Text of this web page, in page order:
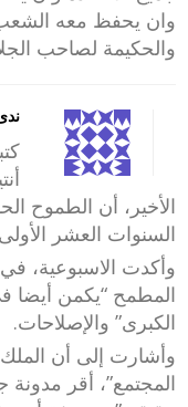
وان يحفظ معه الشعب
والحكيمة لصاحب
الأخير، أن الطموح
السنوات العشر
وأكدت الاسبوعية،
المطمح “يكمن أيضا
الكبرى” والإصلاحات.
وأشارت إلى أن
المجتمع”، أقر مدونة